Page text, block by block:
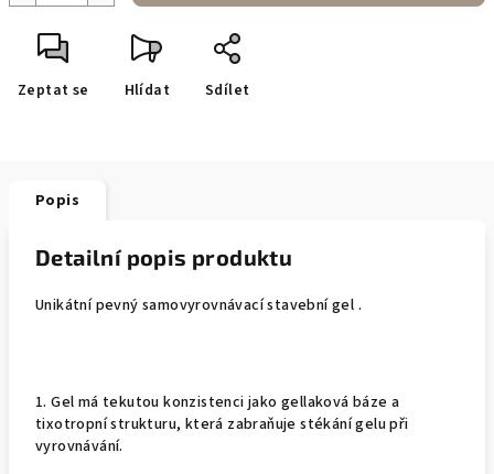
Zeptat se Hlídat Sdílet
Popis
Detailní popis produktu
Unikátní pevný samovyrovnávací stavební gel .
1. Gel má tekutou konzistenci jako gellaková báze a
tixotropní strukturu, která zabraňuje stékání gelu při
vyrovnávání.